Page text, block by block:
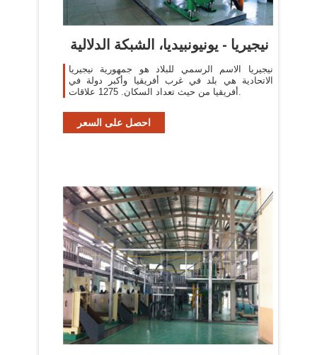
نيجيريا - يونيونبيديا، الشبكة الدلالية
نيجيريا الاسم الرسمي للبلاد هو جمهورية نيجيريا
الاتحادية هي بلد في غرب أفريقيا وأكبر دولة في
أفريقيا من حيث تعداد السكان. 1275 علاقات.
احصل على السعر